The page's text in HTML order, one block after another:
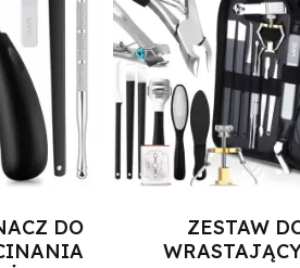
DO
ZESTAW